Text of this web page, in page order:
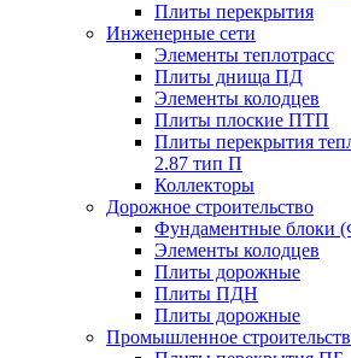
Плиты перекрытия
Инженерные сети
Элементы теплотрасс
Плиты днища ПД
Элементы колодцев
Плиты плоские ПТП
Плиты перекрытия
2.87 тип П
Коллекторы
Дорожное строительство
Фундаментные блоки
Элементы колодцев
Плиты дорожные
Плиты ПДН
Плиты дорожные
Промышленное